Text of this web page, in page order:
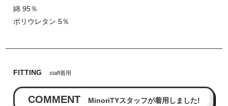
綿 95％
ポリウレタン 5％
FITTING staff着用
COMMENT MinoriTYスタッフが着用しました!